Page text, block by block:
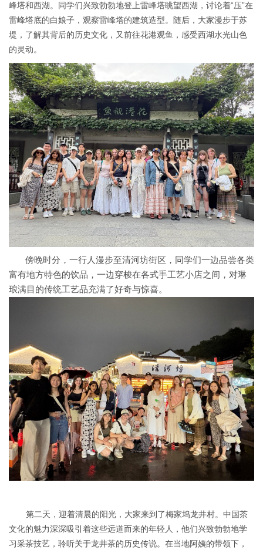
峰塔和西湖。同学们兴致勃勃地登上雷峰塔眺望西湖，讨论着“压”在
雷峰塔底的白娘子，观察雷峰塔的建筑造型。随后，大家漫步于苏
堤，了解其背后的历史文化，又前往花港观鱼，感受西湖水光山色
的灵动。
傍晚时分，一行人漫步至清河坊街区，同学们一边品尝各类
富有地方特色的饮品，一边穿梭在各式手工艺小店之间，对琳
琅满目的传统工艺品充满了好奇与惊喜。
第二天，迎着清晨的阳光，大家来到了梅家坞龙井村。中国茶
文化的魅力深深吸引着这些远道而来的年轻人，他们兴致勃勃地学
习采茶技艺，聆听关于龙井茶的历史传说。在当地阿姨的带领下，